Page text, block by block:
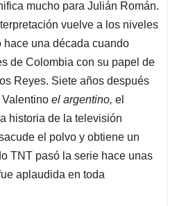
mucho para Julián Román.
vuelve a los niveles
una década cuando
de Colombia con su papel de
Reyes. Siete años después
el argentino, el
historia de la televisión
el polvo y obtiene un
TNT pasó la serie hace unas
aplaudida en toda